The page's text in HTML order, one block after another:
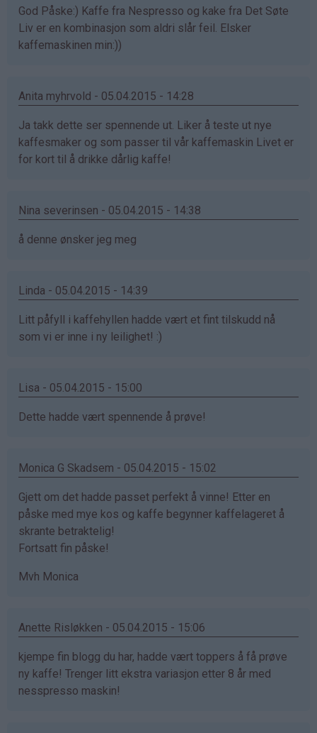
God Påske:) Kaffe fra Nespresso og kake fra Det Søte
Liv er en kombinasjon som aldri slår feil. Elsker
kaffemaskinen min:))
Anita myhrvold - 05.04.2015 - 14:28
Ja takk dette ser spennende ut. Liker å teste ut nye
kaffesmaker og som passer til vår kaffemaskin Livet er
for kort til å drikke dårlig kaffe!
Nina severinsen - 05.04.2015 - 14:38
å denne ønsker jeg meg
Linda - 05.04.2015 - 14:39
Litt påfyll i kaffehyllen hadde vært et fint tilskudd nå
som vi er inne i ny leilighet! :)
Lisa - 05.04.2015 - 15:00
Dette hadde vært spennende å prøve!
Monica G Skadsem - 05.04.2015 - 15:02
Gjett om det hadde passet perfekt å vinne! Etter en
påske med mye kos og kaffe begynner kaffelageret å
skrante betraktelig!
Fortsatt fin påske!
Mvh Monica
Anette Risløkken - 05.04.2015 - 15:06
kjempe fin blogg du har, hadde vært toppers å få prøve
ny kaffe! Trenger litt ekstra variasjon etter 8 år med
nesspresso maskin!